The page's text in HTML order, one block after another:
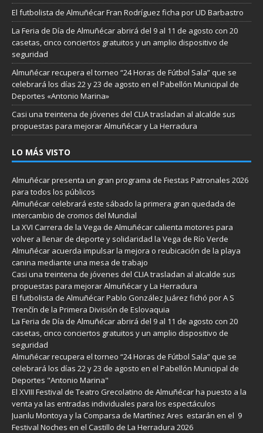
El futbolista de Almuñécar Fran Rodríguez ficha por UD Barbastro
La Feria de Día de Almuñécar abrirá del 9 al 11 de agosto con 20
casetas, cinco conciertos gratuitos y un amplio dispositivo de
seguridad
Almuñécar recupera el torneo “24 Horas de Fútbol Sala” que se
celebrará los días 22 y 23 de agosto en el Pabellón Municipal de
Deportes «Antonio Marina»
Casi una treintena de jóvenes del CLIA trasladan al alcalde sus
propuestas para mejorar Almuñécar y La Herradura
LO MÁS VISTO
Almuñécar presenta un gran programa de Fiestas Patronales 2026
para todos los públicos
Almuñécar celebrará este sábado la primera gran quedada de
intercambio de cromos del Mundial
La XVI Carrera de la Vega de Almuñécar calienta motores para
volver a llenar de deporte y solidaridad la Vega de Río Verde
Almuñécar acuerda impulsar la mejora o reubicación de la playa
canina mediante una mesa de trabajo
Casi una treintena de jóvenes del CLIA trasladan al alcalde sus
propuestas para mejorar Almuñécar y La Herradura
El futbolista de Almuñécar Pablo González Juárez fichó por A S
Trenčín de la Primera División de Eslovaquia
La Feria de Día de Almuñécar abrirá del 9 al 11 de agosto con 20
casetas, cinco conciertos gratuitos y un amplio dispositivo de
seguridad
Almuñécar recupera el torneo “24 Horas de Fútbol Sala” que se
celebrará los días 22 y 23 de agosto en el Pabellón Municipal de
Deportes "Antonio Marina"
El XVIII Festival de Teatro Grecolatino de Almuñécar ha puesto a la
venta ya las entradas individuales para los espectáculos
Juanlu Montoya y la Comparsa de Martínez Ares estarán en el 9
Festival Noches en el Castillo de La Herradura 2026